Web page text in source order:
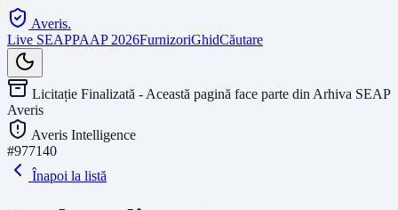
Averis.
Live SEAPPAAP 2026FurnizoriGhidCăutare
Licitație Finalizată - Această pagină face parte din Arhiva SEAP
Averis
Averis Intelligence
#977140
Înapoi la listă